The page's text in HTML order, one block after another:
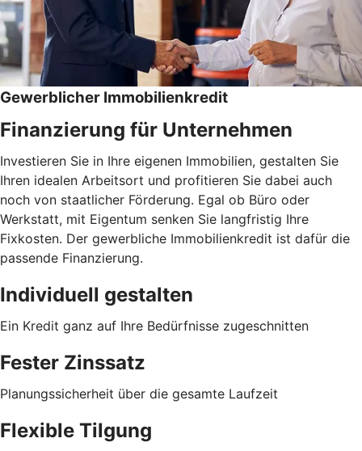
Gewerblicher Immobilienkredit
Finanzierung für Unternehmen
Investieren Sie in Ihre eigenen Immobilien, gestalten Sie
Ihren idealen Arbeitsort und profitieren Sie dabei auch
noch von staatlicher Förderung. Egal ob Büro oder
Werkstatt, mit Eigentum senken Sie langfristig Ihre
Fixkosten. Der gewerbliche Immobilienkredit ist dafür die
passende Finanzierung.
Individuell gestalten
Ein Kredit ganz auf Ihre Bedürfnisse zugeschnitten
Fester Zinssatz
Planungssicherheit über die gesamte Laufzeit
Flexible Tilgung